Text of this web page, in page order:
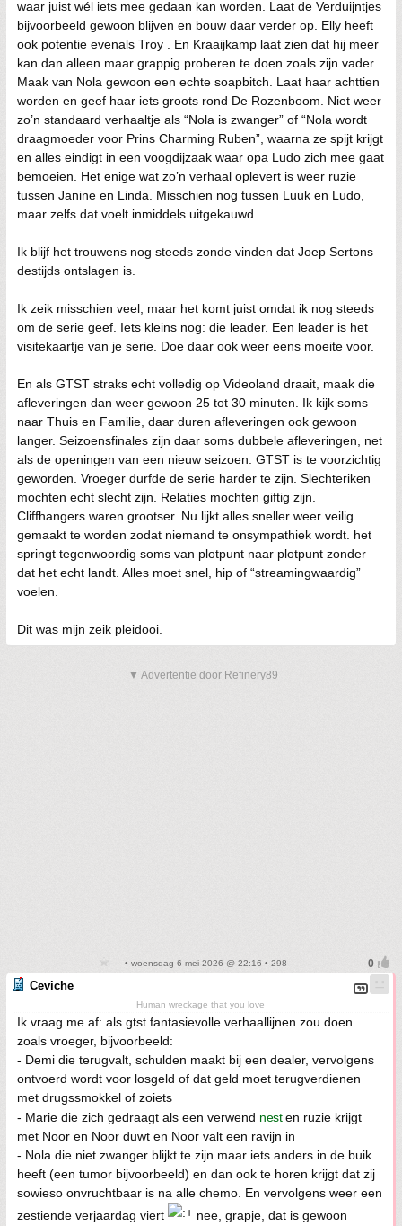
waar juist wél iets mee gedaan kan worden. Laat de Verduijntjes
bijvoorbeeld gewoon blijven en bouw daar verder op. Elly heeft
ook potentie evenals Troy . En Kraaijkamp laat zien dat hij meer
kan dan alleen maar grappig proberen te doen zoals zijn vader.
Maak van Nola gewoon een echte soapbitch. Laat haar achttien
worden en geef haar iets groots rond De Rozenboom. Niet weer
zo’n standaard verhaaltje als “Nola is zwanger” of “Nola wordt
draagmoeder voor Prins Charming Ruben”, waarna ze spijt krijgt
en alles eindigt in een voogdijzaak waar opa Ludo zich mee gaat
bemoeien. Het enige wat zo’n verhaal oplevert is weer ruzie
tussen Janine en Linda. Misschien nog tussen Luuk en Ludo,
maar zelfs dat voelt inmiddels uitgekauwd.
Ik blijf het trouwens nog steeds zonde vinden dat Joep Sertons
destijds ontslagen is.
Ik zeik misschien veel, maar het komt juist omdat ik nog steeds
om de serie geef. Iets kleins nog: die leader. Een leader is het
visitekaartje van je serie. Doe daar ook weer eens moeite voor.
En als GTST straks echt volledig op Videoland draait, maak die
afleveringen dan weer gewoon 25 tot 30 minuten. Ik kijk soms
naar Thuis en Familie, daar duren afleveringen ook gewoon
langer. Seizoensfinales zijn daar soms dubbele afleveringen, net
als de openingen van een nieuw seizoen. GTST is te voorzichtig
geworden. Vroeger durfde de serie harder te zijn. Slechteriken
mochten echt slecht zijn. Relaties mochten giftig zijn.
Cliffhangers waren grootser. Nu lijkt alles sneller weer veilig
gemaakt te worden zodat niemand te onsympathiek wordt. het
springt tegenwoordig soms van plotpunt naar plotpunt zonder
dat het echt landt. Alles moet snel, hip of “streamingwaardig”
voelen.
Dit was mijn zeik pleidooi.
▼ Advertentie door Refinery89
• woensdag 6 mei 2026 @ 22:16 • 298
Ceviche
Human wreckage that you love
Ik vraag me af: als gtst fantasievolle verhaallijnen zou doen
zoals vroeger, bijvoorbeeld:
- Demi die terugvalt, schulden maakt bij een dealer, vervolgens
ontvoerd wordt voor losgeld of dat geld moet terugverdienen
met drugssmokkel of zoiets
- Marie die zich gedraagt als een verwend nesten ruzie krijgt
met Noor en Noor duwt en Noor valt een ravijn in
- Nola die niet zwanger blijkt te zijn maar iets anders in de buik
heeft (een tumor bijvoorbeeld) en dan ook te horen krijgt dat zij
sowieso onvruchtbaar is na alle chemo. En vervolgens weer een
zestiende verjaardag viert
nee, grapje, dat is gewoon